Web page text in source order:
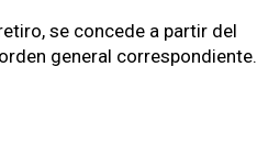
se concede a partir del
general correspondiente.